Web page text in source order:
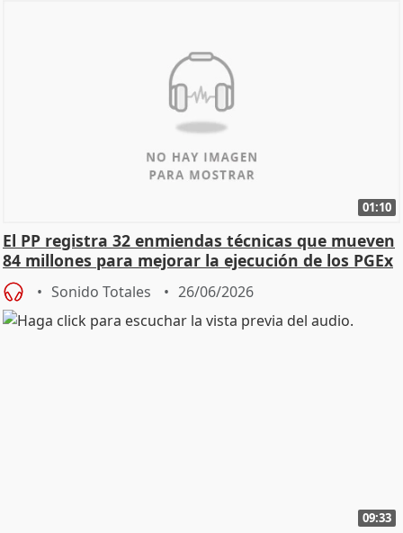
01:10
El PP registra 32 enmiendas técnicas que mueven
84 millones para mejorar la ejecución de los PGEx
Sonido Totales 26/06/2026
09:33